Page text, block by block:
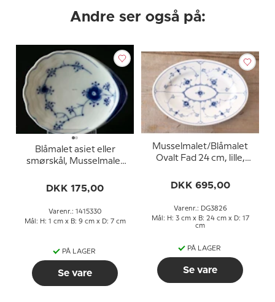
Andre ser også på:
Blåmalet asiet eller
smørskål, Musselmalet
DKK 175,00
Varenr.: 1415330
Mål: H: 1 cm x B: 9 cm x D: 7 cm
PÅ LAGER
Se vare
Musselmalet/Blåmalet
Ovalt Fad 24 cm, lille,
DKK 695,00
Varenr.: DG3826
Mål: H: 3 cm x B: 24 cm x D: 17
cm
PÅ LAGER
Se vare